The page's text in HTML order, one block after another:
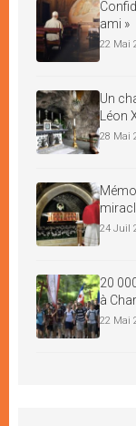
ami »
22 Mai
Un
Léon
28 Mai
24 Juil
20
à
22 Mai